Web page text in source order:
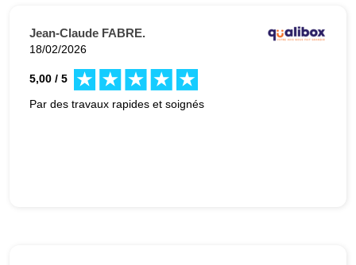
Jean-Claude FABRE.
18/02/2026
5,00 / 5
Par des travaux rapides et soignés